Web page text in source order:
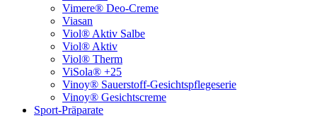
Vimere® Deo-Creme
Viasan
Viol® Aktiv Salbe
Viol® Aktiv
Viol® Therm
ViSola® +25
Vinoy® Sauerstoff-Gesichtspflegeserie
Vinoy® Gesichtscreme
Sport-Präparate